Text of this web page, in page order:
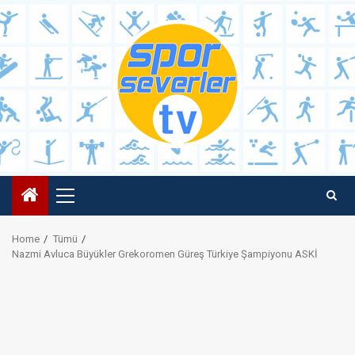
Skip
to
Primary
Menu
Home
Tümü
Nazmi Avluca Büyükler Grekoromen Güreş Türkiye Şampiyonu ASKİ